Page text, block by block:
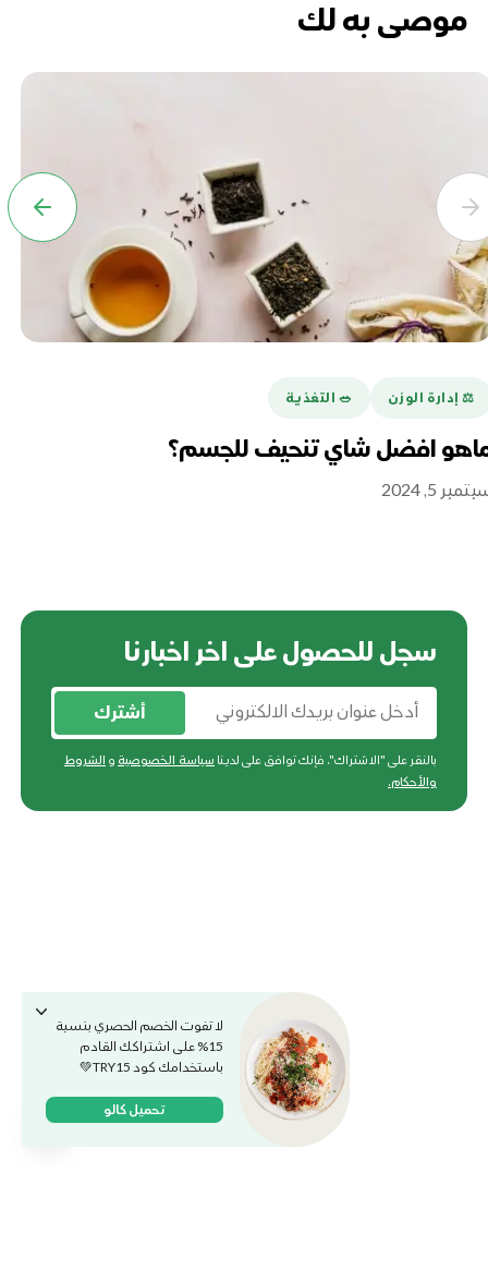
موصى به لك
⚖️ إدارة الوزن 🥗 التغذية
افضل شاي تنحيف للجسم؟
5, 2024
سجل للحصول على اخر اخبارنا
أشترك
بالنقر على "الاشتراك"، فإنك توافق على لدينا سياسة الخصوصية و الشروط
والأحكام.
لا تفوت الخصم الحصري بنسبة
15% على اشتراكك القادم
باستخدامك كود TRY15💚
تحميل كالو